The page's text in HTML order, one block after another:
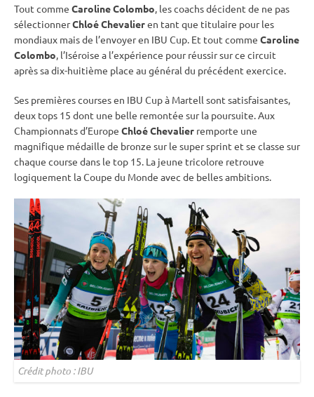
Tout comme Caroline Colombo, les coachs décident de ne pas
sélectionnerChloé Chevalieren tant que titulaire pour les
mondiaux mais de l’envoyer en IBU Cup. Et tout comme Caroline
Colombo, l’Iséroise a l’expérience pour réussir sur ce circuit
après sa dix-huitième place au général du précédent exercice.
Ses premières courses en IBU Cupà Martell sont satisfaisantes,
deux tops 15 dont une belle remontée sur la poursuite. Aux
Championnats d’Europe Chloé Chevalier remporte une
magnifique médaille de bronze sur le supersprint et se classe sur
chaque course dans le top 15. La jeune tricolore retrouve
logiquement laCoupe du Monde avec de belles ambitions.
Crédit photo :IBU